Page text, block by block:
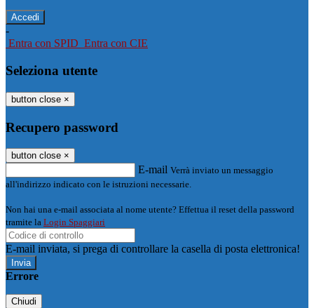
-
Entra con SPID Entra con CIE
Seleziona utente
button close ×
Recupero password
button close ×
E-mail Verrà inviato un messaggio
all'indirizzo indicato con le istruzioni necessarie.
Non hai una e-mail associata al nome utente? Effettua il reset della password
tramite la Login Spaggiari
E-mail inviata, si prega di controllare la casella di posta elettronica!
Errore
Chiudi